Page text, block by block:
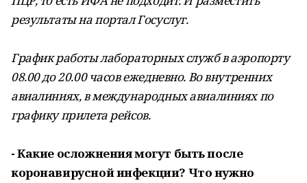
результаты на портал Госуслуг.
График работы лабораторных служб в аэропорту
08.00 до 20.00 часов ежедневно. Во внутренних
авиалиниях, в международных авиалиниях по
графику прилета рейсов.
- Какие осложнения могут быть после
коронавирусной инфекции? Что нужно